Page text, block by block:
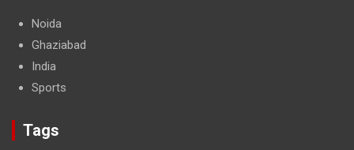
Noida
Ghaziabad
India
Sports
Tags